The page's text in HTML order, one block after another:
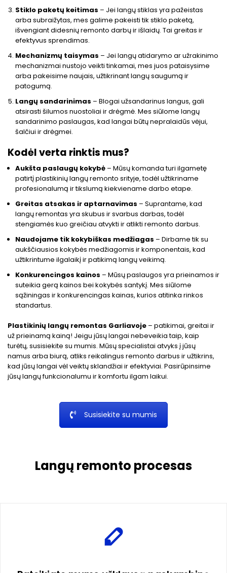
Stiklo paketų keitimas – Jei langų stiklas yra pažeistas
arba subraižytas, mes galime pakeisti tik stiklo paketą,
išvengiant didesnių remonto darbų ir išlaidų. Tai greitas ir
efektyvus sprendimas.
Mechanizmų taisymas – Jei langų atidarymo ar užrakinimo
mechanizmai nustojo veikti tinkamai, mes juos pataisysime
arba pakeisime naujais, užtikrinant langų saugumą ir
patogumą.
Langų sandarinimas – Blogai užsandarinus langus, gali
atsirasti šilumos nuostoliai ir drėgmė. Mes siūlome langų
sandarinimo paslaugas, kad langai būtų nepralaidūs vėjui,
šalčiui ir drėgmei.
Kodėl verta rinktis mus?
Aukšta paslaugų kokybė – Mūsų komanda turi ilgametę
patirtį plastikinių langų remonto srityje, todėl užtikriname
profesionalumą ir tikslumą kiekviename darbo etape.
Greitas atsakas ir aptarnavimas – Suprantame, kad
langų remontas yra skubus ir svarbus darbas, todėl
stengiamės kuo greičiau atvykti ir atlikti remonto darbus.
Naudojame tik kokybiškas medžiagas – Dirbame tik su
aukščiausios kokybės medžiagomis ir komponentais, kad
užtikrintume ilgalaikį ir patikimą langų veikimą.
Konkurencingos kainos – Mūsų paslaugos yra prieinamos ir
suteikia gerą kainos bei kokybės santykį. Mes siūlome
sąžiningas ir konkurencingas kainas, kurios atitinka rinkos
standartus.
Plastikinių langų remontas Garliavoje – patikimai, greitai ir
už prieinamą kainą! Jeigu jūsų langai nebeveikia taip, kaip
turėtų, susisiekite su mumis. Mūsų specialistai atvyks į jūsų
namus arba biurą, atliks reikalingus remonto darbus ir užtikrins,
kad jūsų langai vėl veiktų sklandžiai ir efektyviai. Pasirūpinsime
jūsų langų funkcionalumu ir komfortu ilgam laikui.
Susisiekite su mumis
Langų remonto procesas